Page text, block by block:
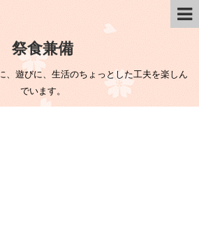
祭食兼備
、遊びに、生活のちょっとした工夫を楽しん
でいます。